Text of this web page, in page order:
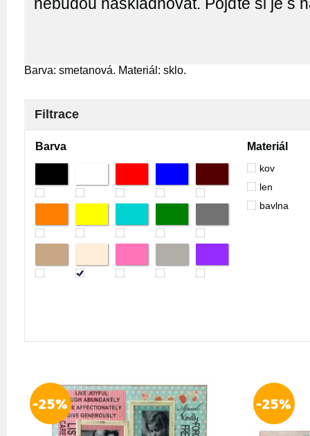
Barva: smetanová. Materiál: sklo.
Filtrace
Barva Materiál
kov
len
bavlna
-25% -25%